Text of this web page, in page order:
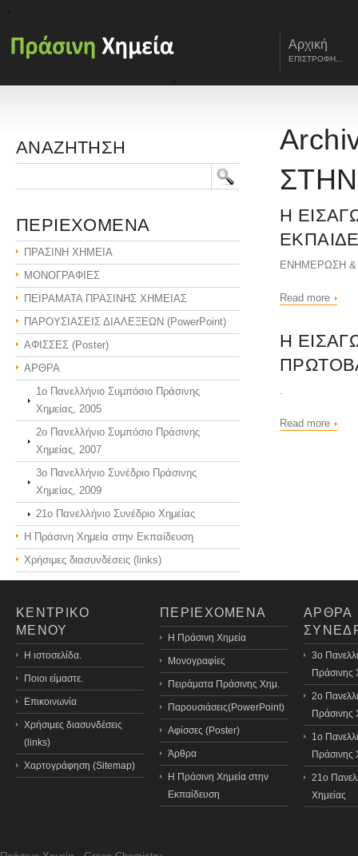
Αρχική
ΕΠΙΣΤΡΟΦΗ...
Η
ΕΝΗΜΕΡΩΣΗ &
Read more
Η
.
Read more
ΑΝΑΖΗΤΗΣΗ
ΠΕΡΙΕΧΟΜΕΝΑ
ΠΡΑΣΙΝΗ ΧΗΜΕΙΑ
ΜΟΝΟΓΡΑΦΙΕΣ
ΠΕΙΡΑΜΑΤΑ ΠΡΑΣΙΝΗΣ ΧΗΜΕΙΑΣ
ΠΑΡΟΥΣΙΑΣΕΙΣ ΔΙΑΛΕΞΕΩΝ (PowerPoint)
ΑΦΙΣΣΕΣ (Poster)
ΑΡΘΡΑ
1ο Πανελλήνιο Συμπόσιο Πράσινης
Χημείας, 2005
2ο Πανελλήνιο Συμπόσιο Πράσινης
Χημείας, 2007
3o Πανελλήνιο Συνέδριο Πράσινης
Χημείας, 2009
21o Πανελλήνιο Συνέδριο Χημείας
Η Πράσινη Χημεία στην Εκπαίδευση
Χρήσιμες διασυνδέσεις (links)
ΚΕΝΤΡΙΚΟ
ΜΕΝΟΥ
Η ιστοσελίδα.
Ποιοι είμαστε.
Επικοινωνία
Χρήσιμες διασυνδέσεις
(links)
Χαρτογράφηση (Sitemap)
ΠΕΡΙΕΧΟΜΕΝΑ
H Πράσινη Χημεία
Μονογραφίες
Πειράματα Πράσινης Χημ.
Παρουσιάσεις(PowerPoint)
Αφίσσες (Poster)
Άρθρα
Η Πράσινη Χημεία στην
Εκπαίδευση
ΑΡΘΡΑ
3o
Πράσινης
2ο
Πράσινης
1ο
Πράσινης
21o
Χημείας